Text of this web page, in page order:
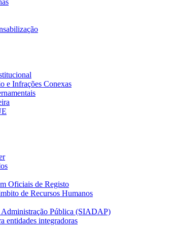
e Infrações Conexas
Oficiais de Registo
de Recursos Humanos
Administração Pública (SIADAP)
entidades integradoras